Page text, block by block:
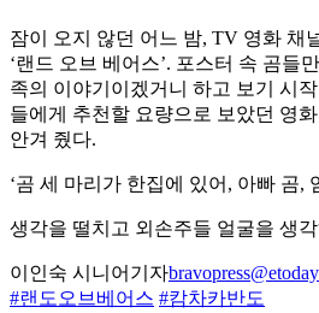
잠이 오지 않던 어느 밤, TV 영화 채
‘랜드 오브 베어스’. 포스터 속 곰들
족의 이야기이겠거니 하고 보기 시
들에게 추천할 요량으로 보았던 영
안겨 줬다.
‘곰 세 마리가 한집에 있어, 아빠 곰,
생각을 떨치고 외손주들 얼굴을 생
이인숙 시니어기자
#랜도오브베어스 #캄차카반도